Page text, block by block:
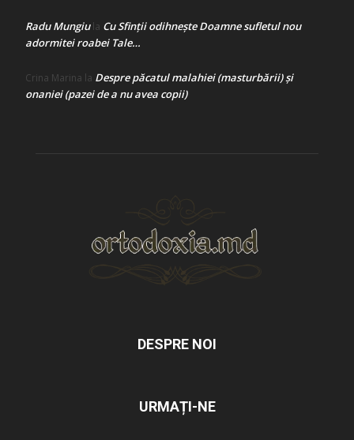
Radu Mungiula Cu Sfinții odihnește Doamne sufletul nou
adormitei roabei Tale…
Crina Marina la Despre păcatul malahiei (masturbării) şi
onaniei (pazei de a nu avea copii)
DESPRE NOI
URMAȚI-NE